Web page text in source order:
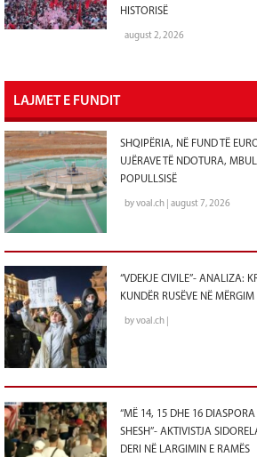
HISTORISË
august 2, 2026
LAJMET E FUNDIT
SHQIPËRIA, NË FUND TË
UJËRAVE TË NDOTURA,
POPULLSISË
by voal.ch | august 7, 2026
“VDEKJE CIVILE”- ANALIZA:
KUNDËR RUSËVE NË MËRGIM
by voal.ch |
“MË 14, 15 DHE 16
SHESH”- AKTIVISTJA
DERI NË LARGIMIN E RAMËS